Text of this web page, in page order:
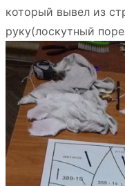
который вывел из
руку(лоскутный